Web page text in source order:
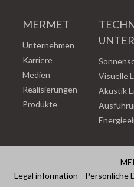
MERMET
Unternehmen
Karriere
Medien
Realisierungen
Produkte
Visuelle
Akustik
Legal information
Persönliche